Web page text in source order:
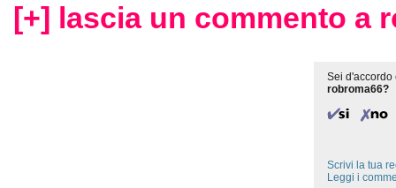
[+] lascia un commento a
Sei d'accordo
robroma66?
Scrivi la tua
Leggi i